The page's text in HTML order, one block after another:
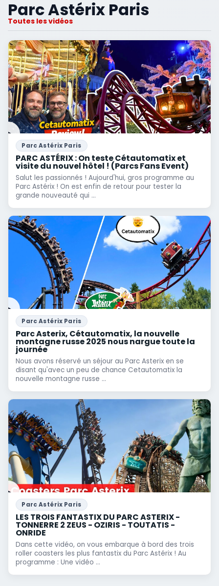
Parc Astérix Paris
Toutes les vidéos
Parc Astérix Paris
PARC ASTÉRIX : On teste Cétautomatix et
visite du nouvel hôtel ! (Parcs Fans Event)
Salut les passionnés ! Aujourd'hui, gros programme au
Parc Astérix ! On est enfin de retour pour tester la
grande nouveauté qui ...
Parc Astérix Paris
Parc Asterix, Cétautomatix, la nouvelle
montagne russe 2025 nous nargue toute la
journée
Nous avons réservé un séjour au Parc Asterix en se
disant qu'avec un peu de chance Cetautomatix la
nouvelle montagne russe ...
Parc Astérix Paris
LES TROIS FANTASTIX DU PARC ASTERIX -
TONNERRE 2 ZEUS - OZIRIS - TOUTATIS -
ONRIDE
Dans cette vidéo, on vous embarque à bord des trois
roller coasters les plus fantastix du Parc Astérix ! Au
programme : Une vidéo ...